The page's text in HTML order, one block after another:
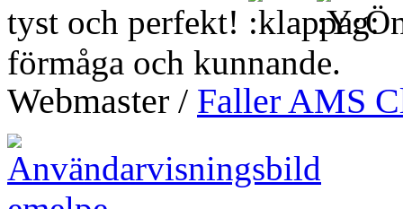
tyst och perfekt!
förmåga och kunnande.
Webmaster / Faller AMS